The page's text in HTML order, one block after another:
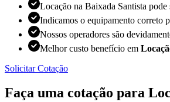
Locação na Baixada Santista pode
Indicamos o equipamento correto
Nossos operadores são
Melhor custo benefício em
Solicitar Cotação
Faça uma cotação para